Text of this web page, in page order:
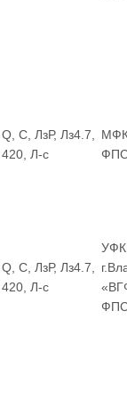
Q, С, ЛзР, Лз4.7,
420, Л-с
Q, С, ЛзР, Лз4.7,
420, Л-с